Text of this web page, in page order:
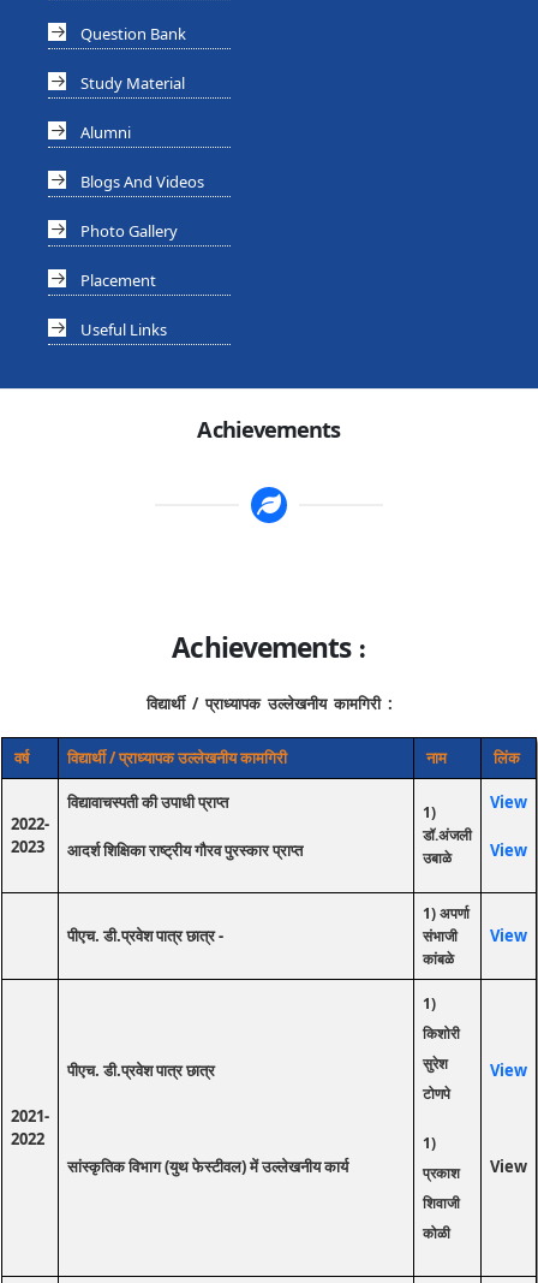
Question Bank
Study Material
Alumni
Blogs And Videos
Photo Gallery
Placement
Useful Links
Achievements
Achievements:
विद्यार्थी / प्राध्यापक उल्लेखनीय कामगिरी :
वर्ष विद्यार्थी/प्राध्यापकउल्लेखनीयकामगिरी नाम लिंक
2022-
2023
विद्यावाचस्पती की उपाधी प्राप्त
आदर्श शिक्षिका राष्ट्रीय गौरव पुरस्कार प्राप्त
1)
डॉ.अंजली
उबाळे
View
View
पीएच. डी.प्रवेश पात्र छात्र -
1) अपर्णा
संभाजी
कांबळे
View
2021-
2022
पीएच. डी.प्रवेश पात्र छात्र
सांस्कृतिक विभाग (युथ फेस्टीवल) में उल्लेखनीय कार्य
1)
किशोरी
सुरेश
टोणपे
1)
प्रकाश
शिवाजी
कोळी
View
View